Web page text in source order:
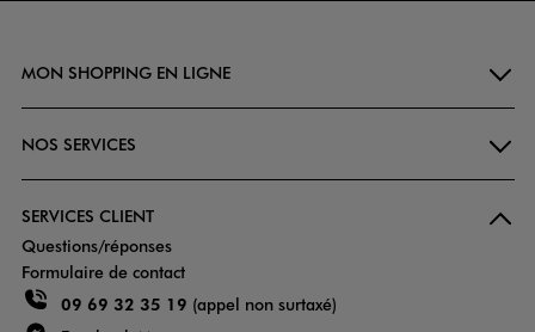
MON SHOPPING EN LIGNE
NOS SERVICES
SERVICES CLIENT
Questions/réponses
Formulaire de contact
09 69 32 35 19 (appel non surtaxé)